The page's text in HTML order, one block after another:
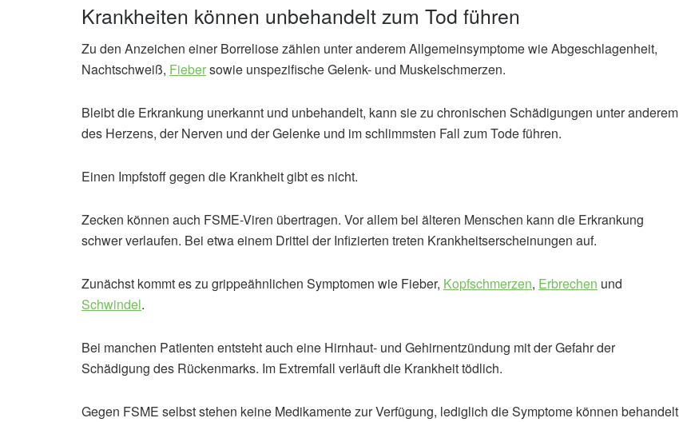
Krankheiten können unbehandelt zum Tod führen
Zu den Anzeichen einer Borreliose zählen unter anderem Allgemeinsymptome wie Abgeschlagenheit,
Nachtschweiß, Fiebersowie unspezifische Gelenk- und Muskelschmerzen.
Bleibt die Erkrankung unerkannt und unbehandelt, kann sie zu chronischen Schädigungen unter anderem
des Herzens, der Nerven und der Gelenke und im schlimmsten Fall zum Tode führen.
Einen Impfstoff gegen die Krankheit gibt es nicht.
Zecken können auch FSME-Viren übertragen. Vor allem bei älteren Menschen kann die Erkrankung
schwer verlaufen. Bei etwa einem Drittel der Infizierten treten Krankheitserscheinungen auf.
Zunächst kommt es zu grippeähnlichen Symptomen wie Fieber, Kopfschmerzen, Erbrechen und
Schwindel.
Bei manchen Patienten entsteht auch eine Hirnhaut- und Gehirnentzündung mit der Gefahr der
Schädigung des Rückenmarks. Im Extremfall verläuft die Krankheit tödlich.
Gegen FSME selbst stehen keine Medikamente zur Verfügung, lediglich die Symptome können behandelt